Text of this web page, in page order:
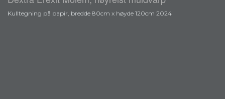
Kulltegning på papir, bredde 80cm x høyde 120cm 2024